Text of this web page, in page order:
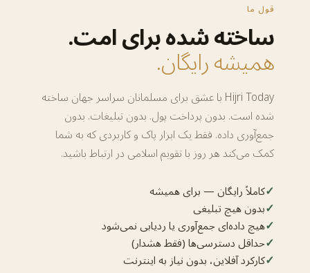
قول ما
ساخته شده برای امت.
همیشه رایگان.
Hijri Today با عشق برای مسلمانان سراسر جهان ساخته
شده است. بدون پرداخت پول. بدون تبلیغات. بدون
جمع‌آوری داده. فقط یک ابزار پاک و کاربردی که به شما
کمک می‌کند هر روز با تقویم اسلامی در ارتباط باشید.
✓کاملاً رایگان — برای همیشه
✓بدون هیچ تبلیغی
✓هیچ داده‌ای جمع‌آوری یا ردیابی نمی‌شود
✓حداقل دسترسی‌ها (فقط هشدار)
✓کارکرد آفلاین، بدون نیاز به اینترنت